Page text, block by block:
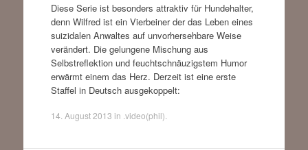
Diese Serie ist besonders attraktiv für Hundehalter,
denn Wilfred ist ein Vierbeiner der das Leben eines
suizidalen Anwaltes auf unvorhersehbare Weise
verändert. Die gelungene Mischung aus
Selbstreflektion und feuchtschnäuzigstem Humor
erwärmt einem das Herz. Derzeit ist eine erste
Staffel in Deutsch ausgekoppelt:
14. August 2013 in .video(phil)